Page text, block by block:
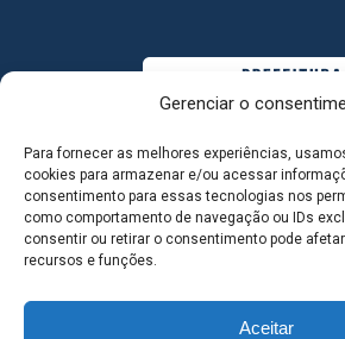
Gerenciar o
Para fornecer as melhores experiências,
cookies para armazenar e/ou acessar
consentimento para essas tecnologias nos
como comportamento de navegação ou IDs
consentir ou retirar o consentimento pode
recursos e funções.
Aceitar
MAPA DO SITE